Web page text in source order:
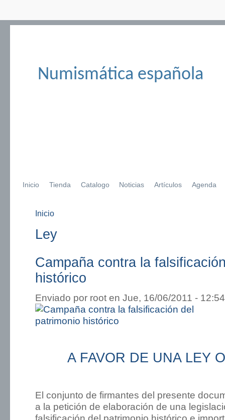
Numismática española
Inicio Tienda Catalogo Noticias Artículos Agenda
Inicio
Ley
Campaña contra la
histórico
Enviado por root en Jue, 16/06/2011 - 12:54
A FAVOR DE UNA LEY
El conjunto de firmantes del presente
a la petición de elaboración de una